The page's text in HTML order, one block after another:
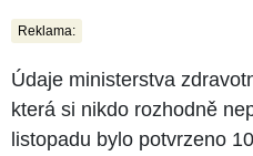
Reklama:
Údaje ministerstva
která si nikdo rozhodně
listopadu bylo potvrzeno